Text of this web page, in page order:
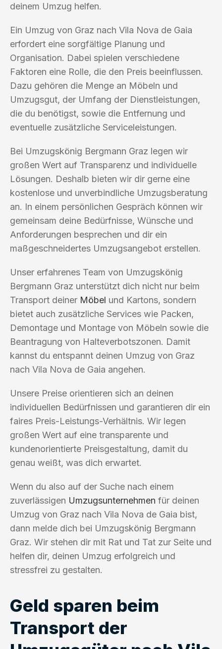
deinem Umzug helfen.
Ein Umzug von Graz nach Vila Nova de Gaia
erfordert eine sorgfältige Planung und
Organisation. Dabei spielen verschiedene
Faktoren eine Rolle, die den Preis beeinflussen.
Dazu gehören die Menge an Möbeln und
Umzugsgut, der Umfang der Dienstleistungen,
die du benötigst, sowie die Entfernung und
eventuelle zusätzliche Serviceleistungen.
Bei Umzugskönig Bergmann Graz legen wir
großen Wert auf Transparenz und individuelle
Lösungen. Deshalb bieten wir dir gerne eine
kostenlose und unverbindliche Umzugsberatung
an. In einem persönlichen Gespräch können wir
gemeinsam deine Bedürfnisse, Wünsche und
Anforderungen besprechen und dir ein
maßgeschneidertes Umzugsangebot erstellen.
Unser erfahrenes Team von Umzugskönig
Bergmann Graz unterstützt dich nicht nur beim
Transport deiner Möbel und Kartons, sondern
bietet auch zusätzliche Services wie Packen,
Demontage und Montage von Möbeln sowie die
Beantragung von Halteverbotszonen. Damit
kannst du entspannt deinen Umzug von Graz
nach Vila Nova de Gaia angehen.
Unsere Preise orientieren sich an deinen
individuellen Bedürfnissen und garantieren dir ein
faires Preis-Leistungs-Verhältnis. Wir legen
großen Wert auf eine transparente und
kundenorientierte Preisgestaltung, damit du
genau weißt, was dich erwartet.
Wenn du also auf der Suche nach einem
zuverlässigen Umzugsunternehmen für deinen
Umzug von Graz nach Vila Nova de Gaia bist,
dann melde dich bei Umzugskönig Bergmann
Graz. Wir stehen dir mit Rat und Tat zur Seite und
helfen dir, deinen Umzug erfolgreich und
stressfrei zu gestalten.
Geld sparen beim
Transport der